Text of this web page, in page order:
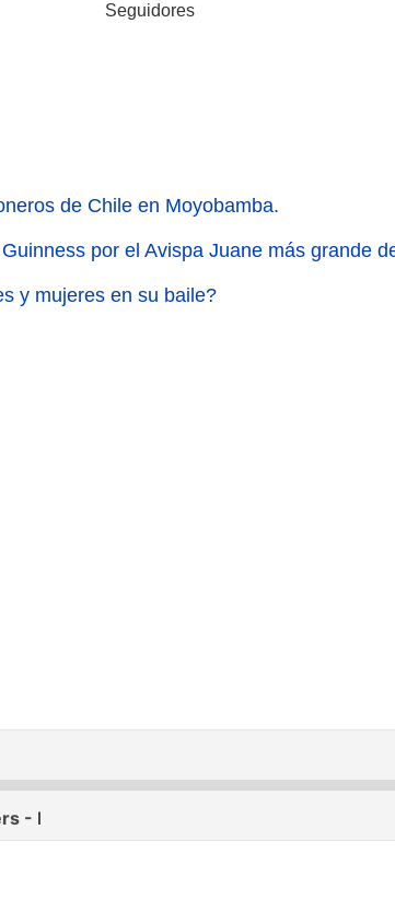
Seguidores
de Chile en Moyobamba.
por el Avispa Juane más grande
y mujeres en su baile?